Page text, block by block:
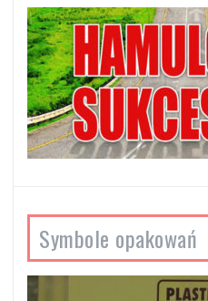
Symbole opakowań